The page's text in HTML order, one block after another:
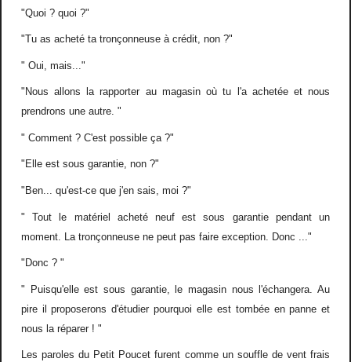
"Quoi ? quoi ?"
"Tu as acheté ta tronçonneuse à crédit, non ?"
" Oui, mais..."
"Nous allons la rapporter au magasin où tu l'a achetée et nous
prendrons une autre. "
" Comment ? C'est possible ça ?"
"Elle est sous garantie, non ?"
"Ben... qu'est-ce que j'en sais, moi ?"
" Tout le matériel acheté neuf est sous garantie pendant un
moment. La tronçonneuse ne peut pas faire exception. Donc ..."
"Donc ? "
" Puisqu'elle est sous garantie, le magasin nous l'échangera. Au
pire il proposerons d'étudier pourquoi elle est tombée en panne et
nous la réparer ! "
Les paroles du Petit Poucet furent comme un souffle de vent frais